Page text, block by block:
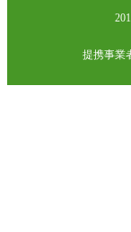
提携事業